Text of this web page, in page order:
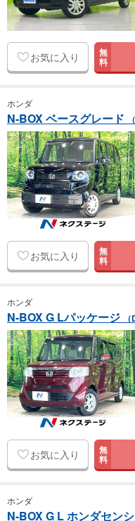
お気に入り 無
料
ホンダ
N-BOX ベースグレード
お気に入り 無
料
ホンダ
N-BOX G Lパッケージ
お気に入り 無
料
ホンダ
N-BOX G L ホンダセン